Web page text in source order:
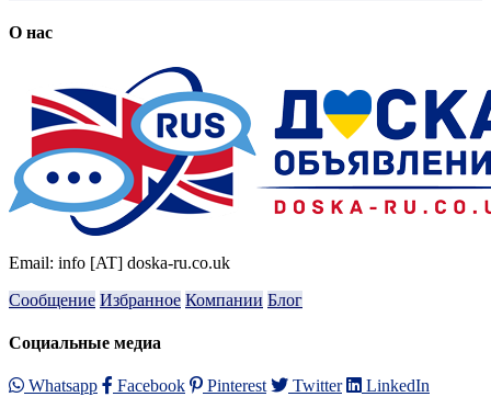
О нас
Email: info [AT] doska-ru.co.uk
Сообщение Избранное Компании Блог
Социальные медиа
Whatsapp Facebook Pinterest Twitter LinkedIn